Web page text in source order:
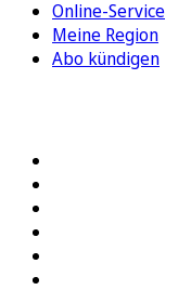
Online-Service
Meine Region
Abo kündigen